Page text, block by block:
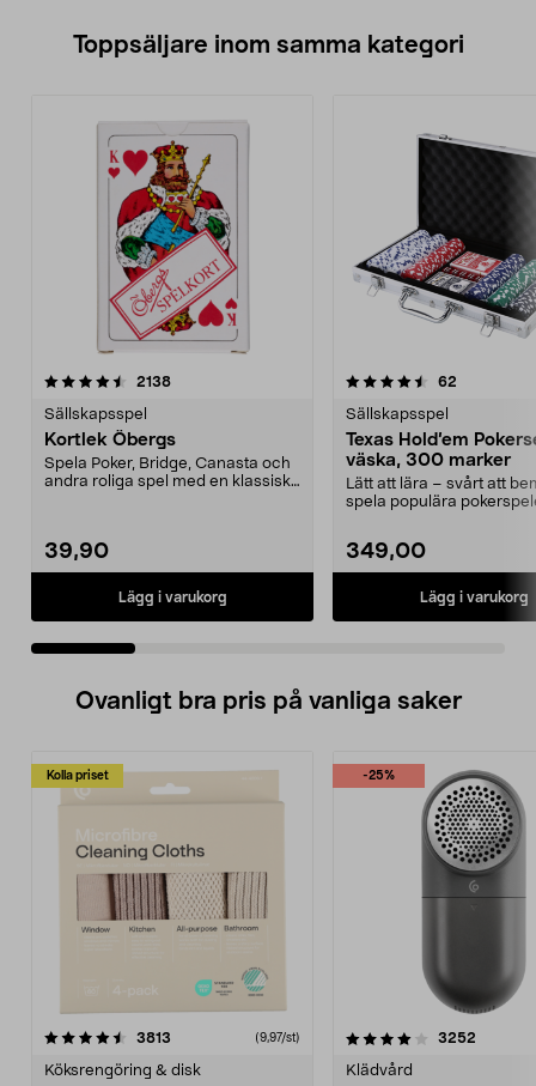
Toppsäljare inom samma kategori
2138recensioner
Sällskapsspel
Kortlek Öbergs
Spela Poker, Bridge, Canasta och
andra roliga spel med en klassisk
39,90
Lägg i varukorg
4.5 av 5 stjärnor 62
Sällskapsspel
Texas Hold’em
väska, 300 marker
Lätt att lära – svårt att
spela populära
349,00
Lägg i varukorg
5.0 av 5 stjärnor
Ovanligt bra pris på vanliga saker
Kolla priset
3813 (9,97/st)
Köksrengöring & disk
-25%
4.0av 5 stjärnor 3252
Klädvård
4.5av 5 stjärnor